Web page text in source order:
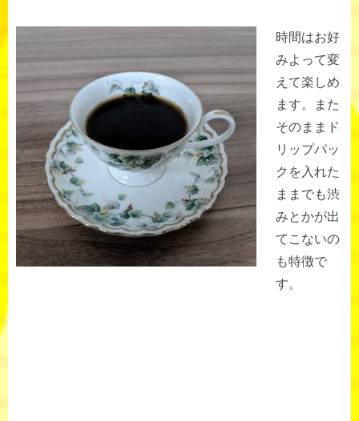
時間はお好
みよって変
えて楽しめ
ます。また
そのままド
リップパッ
クを入れた
ままでも渋
みとかが出
てこないの
も特徴で
す。